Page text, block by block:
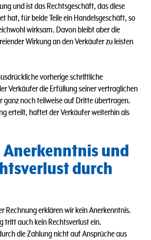
und ist das Rechtsgeschäft, das diese
hat, für beide Teile ein Handelsgeschäft, so
wirksam. Davon bleibt aber die
Wirkung an den Verkäufer zu leisten
vorherige schriftliche
Verkäufer die Erfüllung seiner vertraglichen
ganz noch teilweise auf Dritte übertragen.
erteilt, haftet der Verkäufer weiterhin als
Anerkenntnis und
durch
Rechnung erklären wir kein Anerkenntnis.
tritt auch kein Rechtsverlust ein.
die Zahlung nicht auf Ansprüche aus